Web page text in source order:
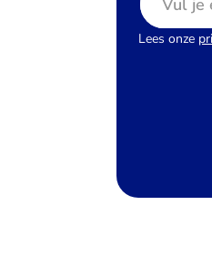
Lees onze